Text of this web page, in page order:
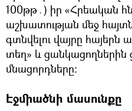
100թթ․) իր «Հրեական
աշխատության մեջ
գտնվելու վայրը հայերն
տեղ» և ցանկացողներին
մնացորդները։
Էջմիածնի մասունքը